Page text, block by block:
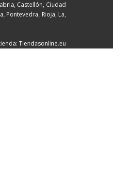
Castellón, Ciudad
Pontevedra, Rioja, La,
Tiendasonline.eu